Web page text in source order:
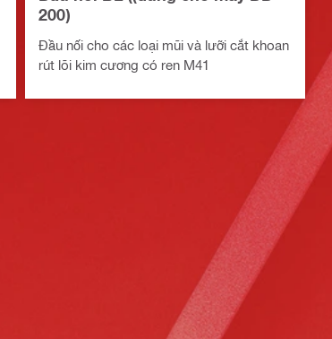
200)
Đầu nối cho các loại mũi và lưỡi cắt khoan
rút lõi kim cương có ren M41